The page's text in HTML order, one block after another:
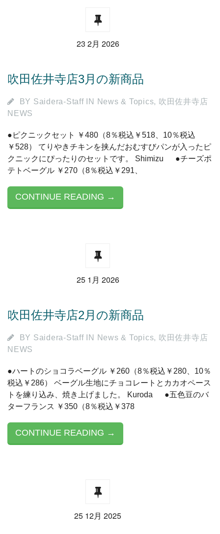
23 2月 2026
吹田佐井寺店3月の新商品
BY Saidera-StaffIN News & Topics, 吹田佐井寺店
NEWS
●ピクニックセット ￥480（8％税込￥518、10％税込
￥528） てりやきチキンを挟んだおむすびパンが入ったピ
クニックにぴったりのセットです。 Shimizu ●チーズポ
テトベーグル ￥270（8％税込￥291、
CONTINUE READING →
25 1月 2026
吹田佐井寺店2月の新商品
BY Saidera-StaffIN News & Topics, 吹田佐井寺店
NEWS
●ハートのショコラベーグル ￥260（8％税込￥280、10％
税込￥286） ベーグル生地にチョコレートとカカオペース
トを練り込み、焼き上げました。 Kuroda ●五色豆のバ
ターフランス ￥350（8％税込￥378
CONTINUE READING →
25 12月 2025